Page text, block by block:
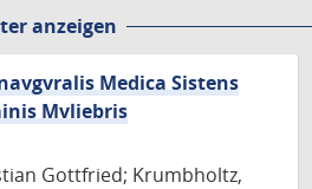
anzeigen
Medica Sistens
Mvliebris
Gottfried; Krumbholtz,